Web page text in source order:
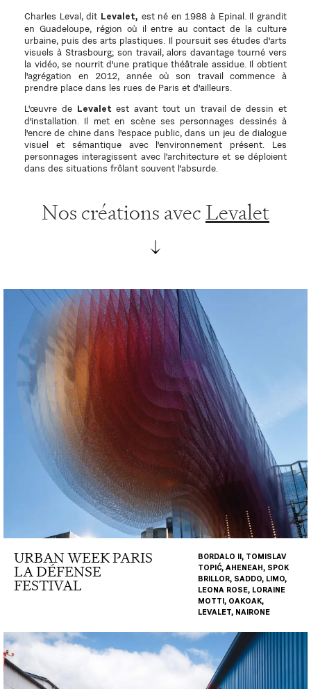
Charles Leval, dit Levalet, est né en 1988 à Epinal. Il grandit
en Guadeloupe, région où il entre au contact de la culture
urbaine, puis des arts plastiques. Il poursuit ses études d'arts
visuels à Strasbourg; son travail, alors davantage tourné vers
la vidéo, se nourrit d'une pratique théâtrale assidue. Il obtient
l'agrégation en 2012, année où son travail commence à
prendre place dans les rues de Paris et d'ailleurs.
L'œuvre de
Levaletest avant tout un travail de dessin et
d'installation. Il met en scène ses personnages dessinés à
l'encre de chine dans l'espace public, dans un jeu de dialogue
visuel et sémantique avec l'environnement présent. Les
personnages interagissent avec l'architecture et se déploient
dans des situations frôlant souvent l'absurde.
Nos créations avec Levalet
URBAN WEEK PARIS
LA DÉFENSE
FESTIVAL
B0RDALO II, TOMISLAV
TOPIĆ, AHENEAH, SPOK
BRILLOR, SADDO, LIMO,
LEONA ROSE, LORAINE
MOTTI, OAKOAK,
LEVALET, NAIRONE